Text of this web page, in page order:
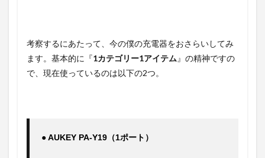
考察するにあたって、今の僕の充電器をおさらいしてみ
ます。基本的に『1カテゴリー1アイテム 』の精神ですの
で、現在使っているのは以下の2つ。
● AUKEY PA-Y19（1ポート）